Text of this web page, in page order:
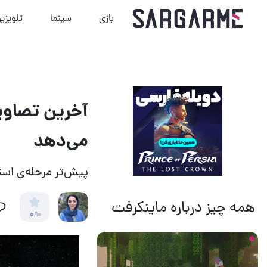
بازی سینما
همه چیز درباره ماینکرفت
18 ساعت قبل
آخرین
می‌دهد
پیش‌تر مرحله‌ی
0/10